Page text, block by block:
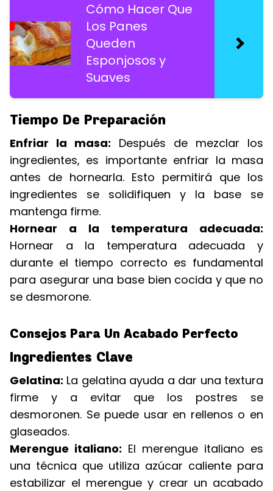
Cómo Hacer Que
Los Panes
Queden
Esponjosos y
Suaves
Tiempo De Preparación
Enfriar la masa: Después de mezclar los
ingredientes, es importante enfriar la masa
antes de hornearla. Esto permitirá que los
ingredientes se solidifiquen y la base se
mantenga firme.
Hornear a la temperatura adecuada:
Hornear a la temperatura adecuada y
durante el tiempo correcto es fundamental
para asegurar una base bien cocida y que no
se desmorone.
Consejos Para Un Acabado Perfecto
Ingredientes Clave
Gelatina: La gelatina ayuda a dar una textura
firme y a evitar que los postres se
desmoronen. Se puede usar en rellenos o en
glaseados.
Merengue italiano: El merengue italiano es
una técnica que utiliza azúcar caliente para
estabilizar el merengue y crear un acabado